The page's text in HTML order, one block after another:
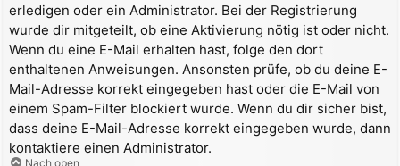
erledigen oder ein Administrator. Bei der Registrierung
wurde dir mitgeteilt, ob eine Aktivierung nötig ist oder nicht.
Wenn du eine E-Mail erhalten hast, folge den dort
enthaltenen Anweisungen. Ansonsten prüfe, ob du deine E-
Mail-Adresse korrekt eingegeben hast oder die E-Mail von
einem Spam-Filter blockiert wurde. Wenn du dir sicher bist,
dass deine E-Mail-Adresse korrekt eingegeben wurde, dann
kontaktiere einen Administrator.
Nach oben